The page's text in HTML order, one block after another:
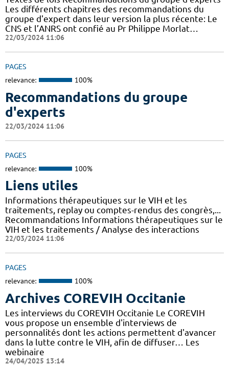
Les différents chapitres des recommandations du
groupe d'expert dans leur version la plus récente: Le
CNS et l’ANRS ont confié au Pr Philippe Morlat…
22/03/2024 11:06
PAGES
relevance: 100%
Recommandations du groupe
d'experts
22/03/2024 11:06
PAGES
relevance: 100%
Liens utiles
Informations thérapeutiques sur le VIH et les
traitements, replay ou comptes-rendus des congrès,...
Recommandations Informations thérapeutiques sur le
VIH et les traitements / Analyse des interactions
22/03/2024 11:06
PAGES
relevance: 100%
Archives COREVIH Occitanie
Les interviews du COREVIH Occitanie Le COREVIH
vous propose un ensemble d'interviews de
personnalités dont les actions permettent d'avancer
dans la lutte contre le VIH, afin de diffuser… Les
webinaire
24/04/2025 13:14